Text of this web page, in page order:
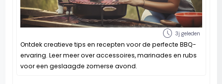
schedule 3j geleden
Ontdek creatieve tips en recepten voor de perfecte BBQ-
ervaring. Leer meer over accessoires, marinades en rubs
voor een geslaagde zomerse avond.